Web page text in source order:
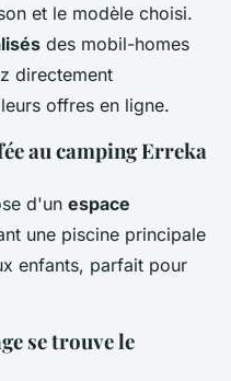
et le modèle choisi.
des mobil-homes
directement
offres en ligne.
au camping Erreka
d'un espace
une piscine principale
enfants, parfait pour
se trouve le